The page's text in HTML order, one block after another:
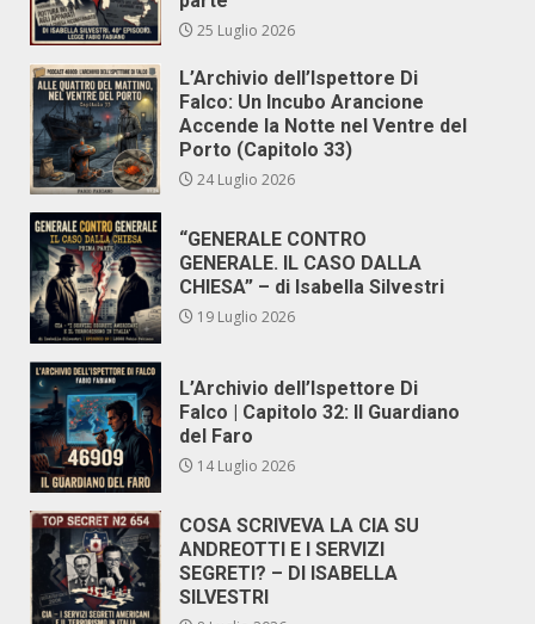
25 Luglio 2026
L’Archivio dell’Ispettore Di
Falco: Un Incubo Arancione
Accende la Notte nel Ventre del
Porto (Capitolo 33)
24 Luglio 2026
“GENERALE CONTRO
GENERALE. IL CASO DALLA
CHIESA” – di Isabella Silvestri
19 Luglio 2026
L’Archivio dell’Ispettore Di
Falco | Capitolo 32: Il Guardiano
del Faro
14 Luglio 2026
COSA SCRIVEVA LA CIA SU
ANDREOTTI E I SERVIZI
SEGRETI? – DI ISABELLA
SILVESTRI